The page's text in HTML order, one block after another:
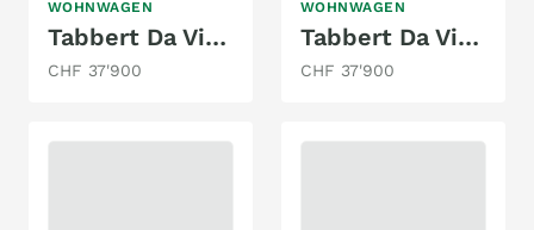
WOHNWAGEN
Tabbert Da Vinci 700 KD 2,5
CHF 37'900
WOHNWAGEN
Tabbert Da Vinci 700 KD
CHF 37'900